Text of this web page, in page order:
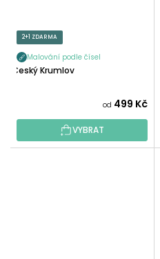
2+1 ZDARMA
Malování podle čísel
Český Krumlov
od 499 Kč
VYBRAT